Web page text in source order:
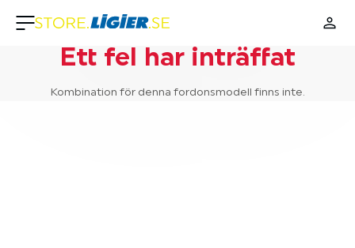
Ett fel har inträffat
Kombination för denna fordonsmodell finns inte.